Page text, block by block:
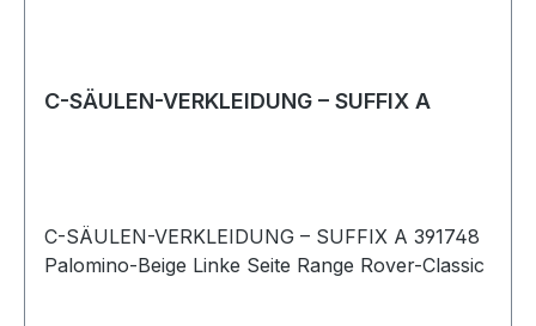
C-SÄULEN-VERKLEIDUNG – SUFFIX A
C-SÄULEN-VERKLEIDUNG – SUFFIX A 391748
Palomino-Beige Linke Seite Range Rover-Classic